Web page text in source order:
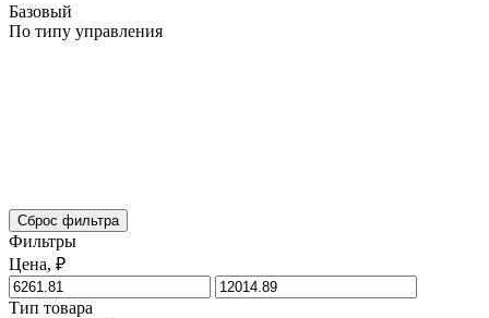
Базовый
По типу управления
Сброс фильтра
Фильтры
Цена, ₽
Тип товара